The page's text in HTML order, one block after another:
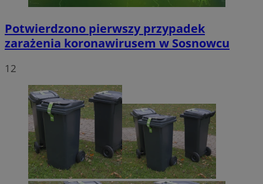
Potwierdzono pierwszy przypadek
zarażenia koronawirusem w Sosnowcu
12